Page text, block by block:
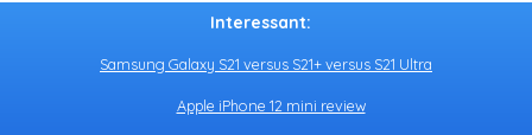
Interessant:
Samsung Galaxy S21 versus S21+ versus S21 Ultra
Apple iPhone 12 mini review